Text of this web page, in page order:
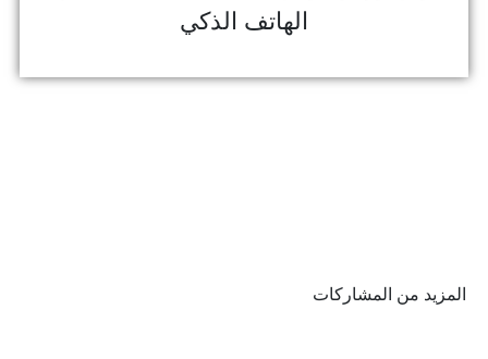
الهاتف الذكي
المزيد من المشاركات